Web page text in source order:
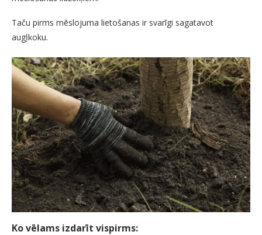
Taču pirms mēslojuma lietošanas ir svarīgi sagatavot
augļkoku.
Ko vēlams izdarīt vispirms: